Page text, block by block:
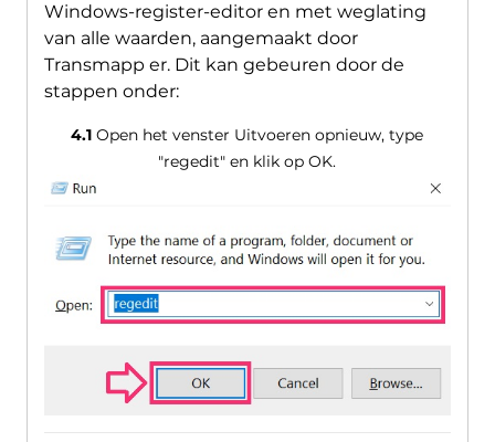
Windows-register-editor en met weglating
van alle waarden, aangemaakt door
Transmapp er. Dit kan gebeuren door de
stappen onder:
4.1 Open het venster Uitvoeren opnieuw, type
"regedit" en klik op OK.